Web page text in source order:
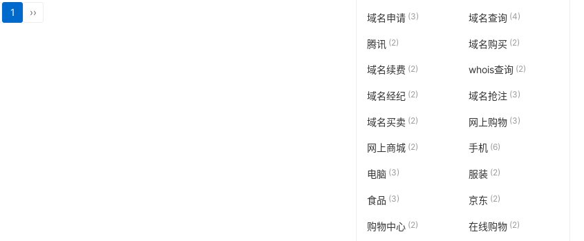
1 ›› 域名申请 (3) 域名查询(4)
腾讯 (2) 域名购买(2)
域名续费 (2) whois查询(2)
域名经纪 (2) 域名抢注(3)
域名买卖 (2) 网上购物(3)
网上商城 (2) 手机 (6)
电脑 (3) 服装(2)
食品 (3) 京东 (2)
购物中心 (2) 在线购物(2)